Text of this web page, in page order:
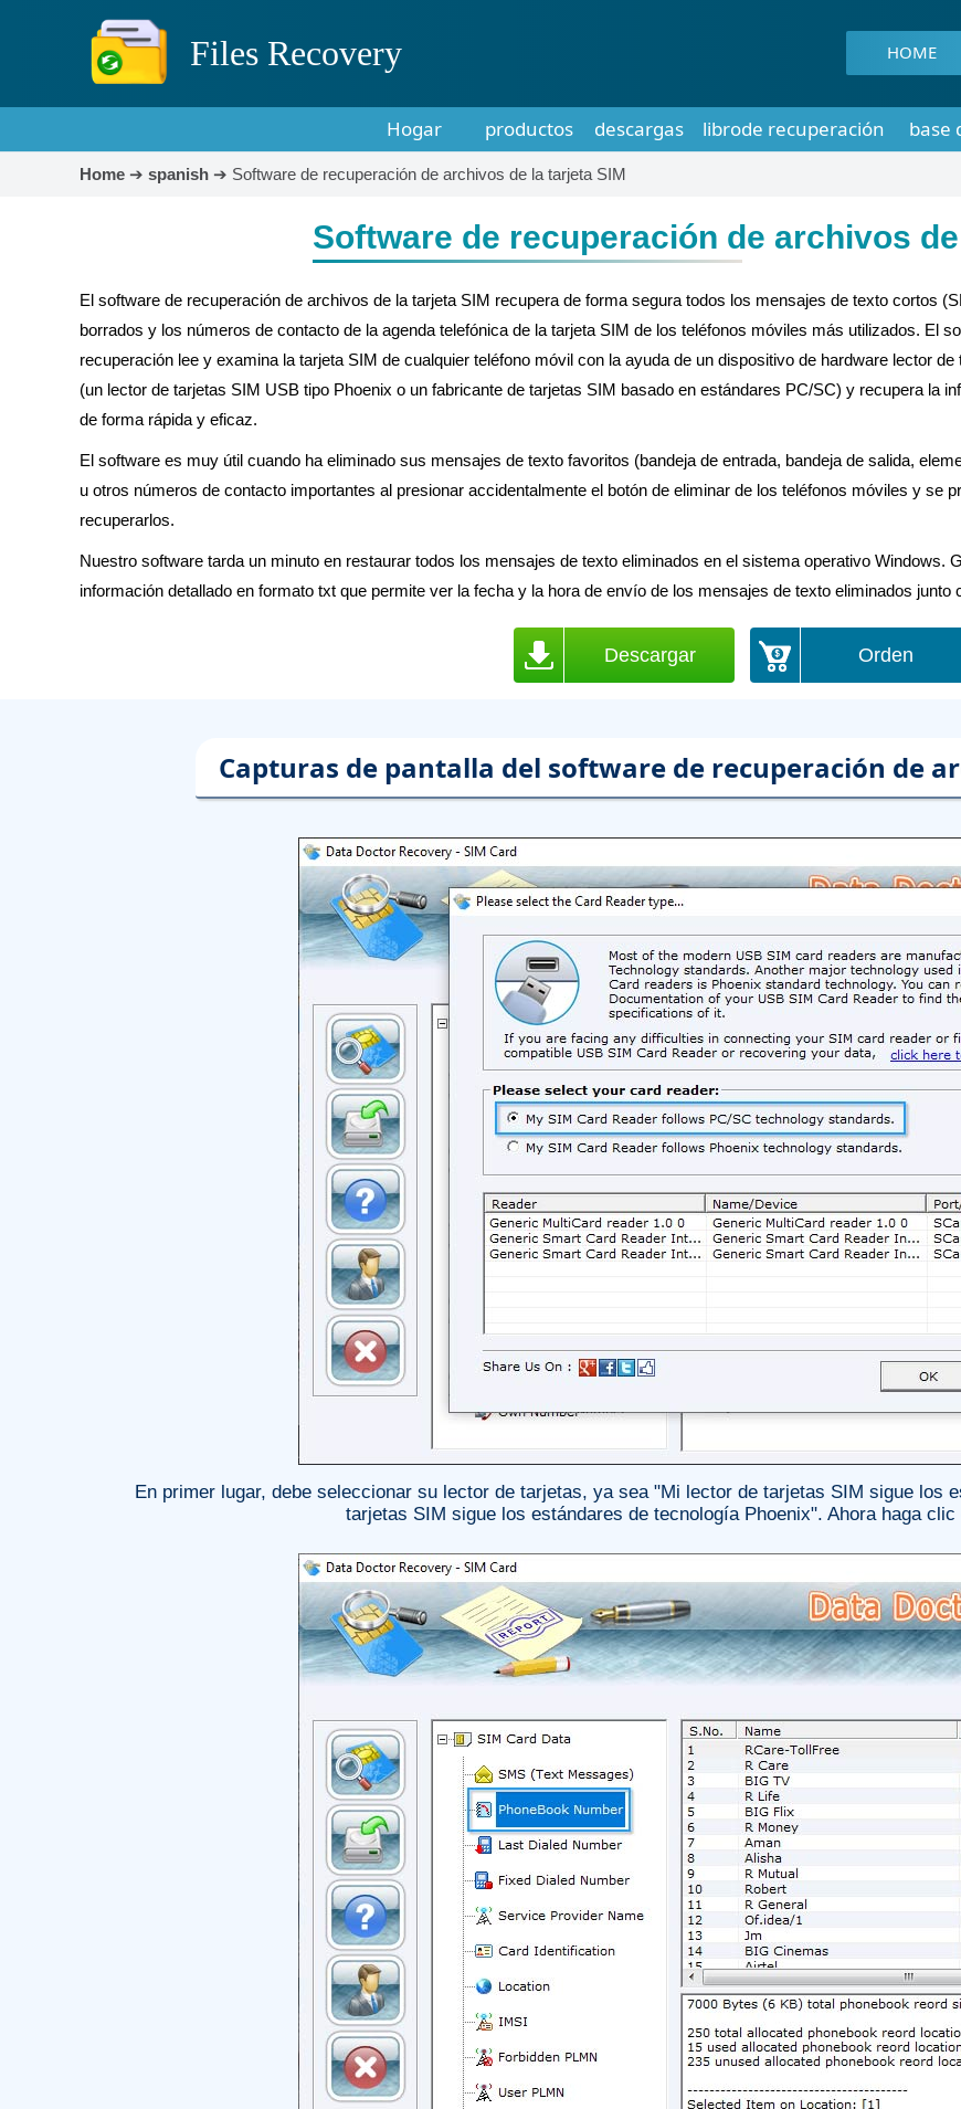
Files Recovery HOME
Hogar productos descargas librode recuperación base
Home➔ spanish➔ Software de recuperación de archivos de la tarjeta SIM
Software de recuperación de archivos
El software de recuperación de archivos de la tarjeta SIM recupera de forma segura todos los mensajes de texto cortos
borrados y los números de contacto de la agenda telefónica de la tarjeta SIM de los teléfonos móviles más utilizados. El
recuperación lee y examina la tarjeta SIM de cualquier teléfono móvil con la ayuda de un dispositivo de hardware lector
(un lector de tarjetas SIM USB tipo Phoenix o un fabricante de tarjetas SIM basado en estándares PC/SC) y recupera la
de forma rápida y eficaz.
El software es muy útil cuando ha eliminado sus mensajes de texto favoritos (bandeja de entrada, bandeja de salida,
u otros números de contacto importantes al presionar accidentalmente el botón de eliminar de los teléfonos móviles y se
recuperarlos.
Nuestro software tarda un minuto en restaurar todos los mensajes de texto eliminados en el sistema operativo Windows.
información detallado en formato txt que permite ver la fecha y la hora de envío de los mensajes de texto eliminados junto
Descargar Orden
Capturas de pantalla del software de recuperación de
En primer lugar, debe seleccionar su lector de tarjetas, ya sea "Mi lector de tarjetas SIM sigue los
tarjetas SIM sigue los estándares de tecnología Phoenix". Ahora haga